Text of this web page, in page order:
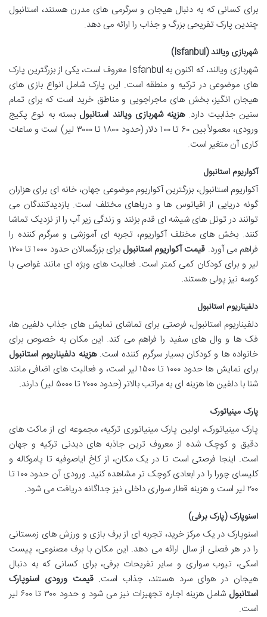
برای کسانی که به دنبال هیجان و سرگرمی های مدرن هستند، استانبول
چندین پارک تفریحی بزرگ و جذاب را ارائه می دهد.
شهربازی ویالند (Isfanbul)
شهربازی ویالند، که اکنون به Isfanbul معروف است، یکی از بزرگترین پارک
های موضوعی در ترکیه و منطقه است. این پارک شامل انواع بازی های
هیجان انگیز، بخش های ماجراجویی و مناطق خرید است که برای تمام
سنین جذابیت دارد.هزینه شهربازی ویالند استانبول بسته به نوع پکیج
ورودی، معمولاً بین ۶۰ تا ۱۰۰ دلار (حدود ۱۸۰۰ تا ۳۰۰۰ لیر) است و ساعات
کاری آن متغیر است.
آکواریوم استانبول
آکواریوم استانبول، بزرگترین آکواریوم موضوعی جهان، خانه ای برای هزاران
گونه دریایی از اقیانوس ها و دریاهای مختلف است. بازدیدکنندگان می
توانند در تونل های شیشه ای قدم بزنند و زندگی زیر آب را از نزدیک تماشا
کنند. بخش های مختلف آکواریوم، تجربه ای آموزشی و سرگرم کننده را
فراهم می آورد. قیمت آکواریوم استانبول
برای بزرگسالان حدود ۱۰۰۰ تا ۱۲۰۰
لیر و برای کودکان کمی کمتر است. فعالیت های ویژه ای مانند غواصی با
کوسه نیز پولی هستند.
دلفیناریوم استانبول
دلفیناریوم استانبول، فرصتی برای تماشای نمایش های جذاب دلفین ها،
فک ها و وال های سفید را فراهم می کند. این مکان به خصوص برای
خانواده ها و کودکان بسیار سرگرم کننده است.هزینه دلفیناریوم استانبول
برای نمایش ها حدود ۱۰۰۰ تا ۱۵۰۰ لیر است، و فعالیت های اضافی مانند
شنا با دلفین ها هزینه ای به مراتب بالاتر (حدود ۲۰۰۰ تا ۵۰۰۰ لیر) دارند.
پارک مینیاتورک
پارک مینیاتورک، اولین پارک مینیاتوری ترکیه، مجموعه ای از ماکت های
دقیق و کوچک شده از معروف ترین جاذبه های دیدنی ترکیه و جهان
است. اینجا فرصتی است تا در یک مکان، از کاخ ایاصوفیه تا پاموکاله و
کلیسای چورا را در ابعادی کوچک تر مشاهده کنید. ورودی آن حدود ۱۰۰ تا
۲۰۰ لیر است و هزینه قطار سواری داخلی نیز جداگانه دریافت می شود.
اسنوپارک (پارک برفی)
اسنوپارک در یک مرکز خرید، تجربه ای از برف بازی و ورزش های زمستانی
را در هر فصلی از سال ارائه می دهد. این مکان با برف مصنوعی، پیست
اسکی، تیوب سواری و سایر تفریحات برفی، برای کسانی که به دنبال
هیجان در هوای سرد هستند، جذاب است.قیمت ورودی اسنوپارک
استانبول
شامل هزینه اجاره تجهیزات نیز می شود و حدود ۳۰۰ تا ۶۰۰ لیر
است.